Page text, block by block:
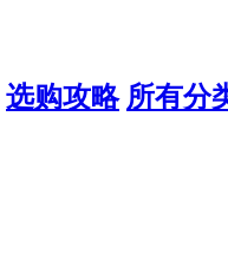
选购攻略 所有分